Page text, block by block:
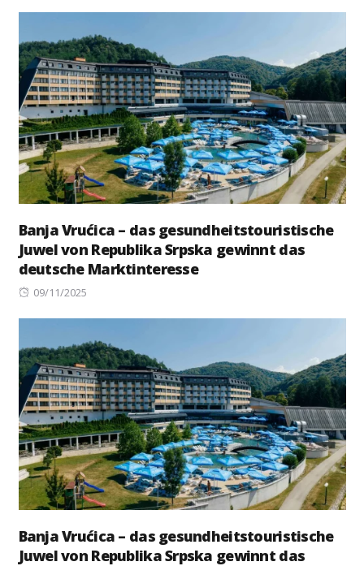
Banja Vrućica – das gesundheitstouristische
Juwel von Republika Srpska gewinnt das
deutsche Marktinteresse
Posted
09/11/2025
Banja Vrućica – das gesundheitstouristische
Juwel von Republika Srpska gewinnt das